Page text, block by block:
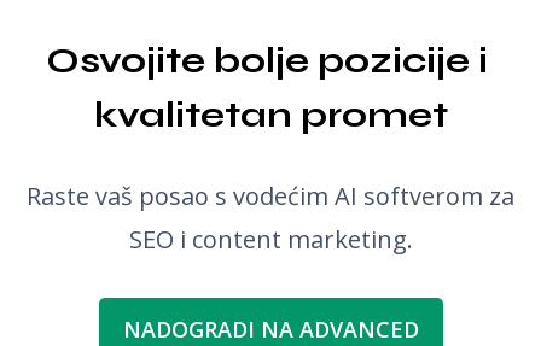
Osvojite bolje pozicije i
kvalitetan promet
Raste vaš posao s vodećim AI softverom za
SEO i content marketing.
NADOGRADI NA ADVANCED